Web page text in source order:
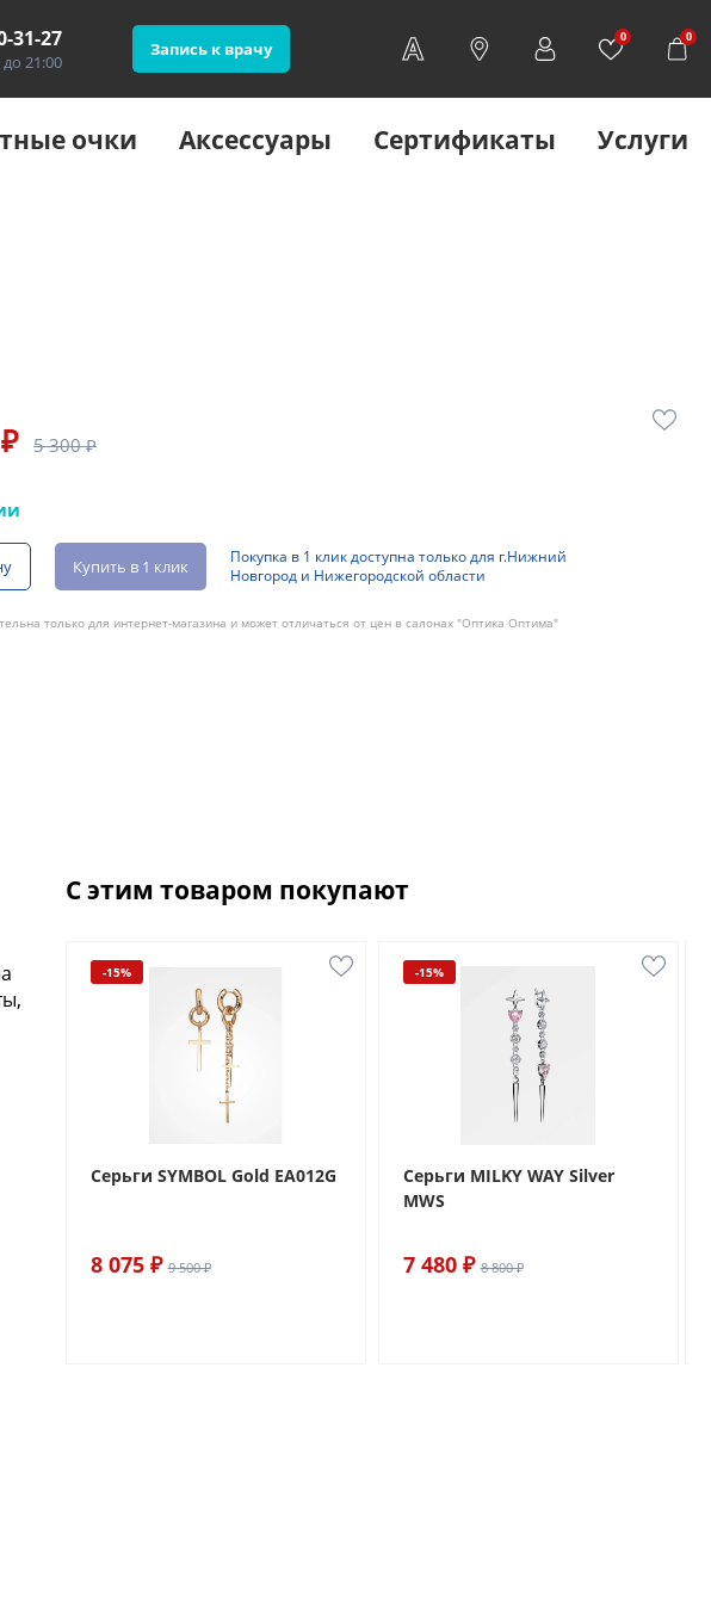
31-27
до 21:00
Запись к врачу
0 0
очки Аксессуары Сертификаты Услуги
5 300 ₽
Купить в 1 клик
Покупка в 1 клик доступна только для г.Нижний
Новгород и Нижегородской области
только для интернет-магазина и может отличаться от цен в салонах "Оптика Оптима"
С этим товаром покупают
-15%
Cерьги SYMBOL Gold EA012G
8 075 ₽ 9 500 ₽
-15%
Cерьги MILKY WAY Silver
MWS
7 480 ₽ 8 800 ₽